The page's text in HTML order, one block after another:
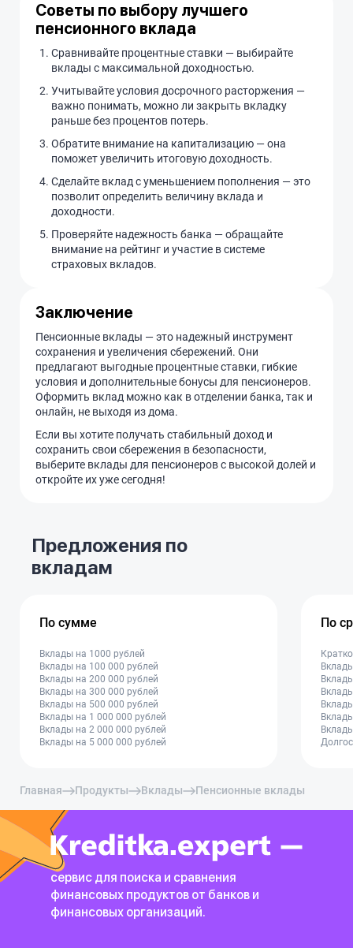
Советы по выбору лучшего
пенсионного вклада
Сравнивайте процентные ставки — выбирайте
вклады с максимальной доходностью.
Учитывайте условия досрочного расторжения —
важно понимать, можно ли закрыть вкладку
раньше без процентов потерь.
Обратите внимание на капитализацию — она
поможет увеличить итоговую доходность.
Сделайте вклад с уменьшением пополнения — это
позволит определить величину вклада и
доходности.
Проверяйте надежность банка — обращайте
внимание на рейтинг и участие в системе
страховых вкладов.
Заключение
Пенсионные вклады — это надежный инструмент
сохранения и увеличения сбережений. Они
предлагают выгодные процентные ставки, гибкие
условия и дополнительные бонусы для пенсионеров.
Оформить вклад можно как в отделении банка, так и
онлайн, не выходя из дома.
Если вы хотите получать стабильный доход и
сохранить свои сбережения в безопасности,
выберите вклады для пенсионеров с высокой долей и
откройте их уже сегодня!
Предложения по
вкладам
По сумме
Вклады на 1000 рублей
Вклады на 100 000 рублей
Вклады на 200 000 рублей
Вклады на 300 000 рублей
Вклады на 500 000 рублей
Вклады на 1 000 000 рублей
Вклады на 2 000 000 рублей
Вклады на 5 000 000 рублей
По
Главная Продукты Вклады Пенсионные вклады
сервис для поиска и сравнения
финансовых продуктов от банков и
финансовых организаций.